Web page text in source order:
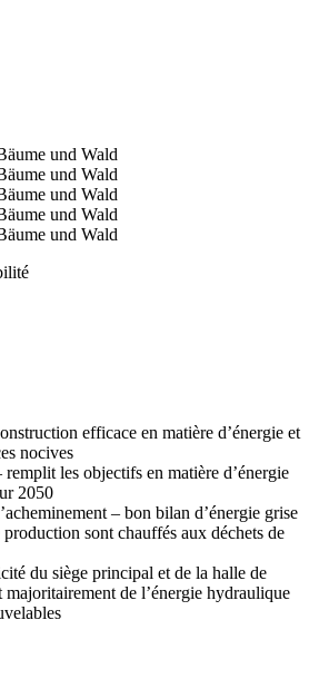
efficace en matière d’énergie et
nocives
les objectifs en matière d’énergie
2050
– bon bilan d’énergie grise
sont chauffés aux déchets de
du siège principal et de la halle de
de l’énergie hydraulique